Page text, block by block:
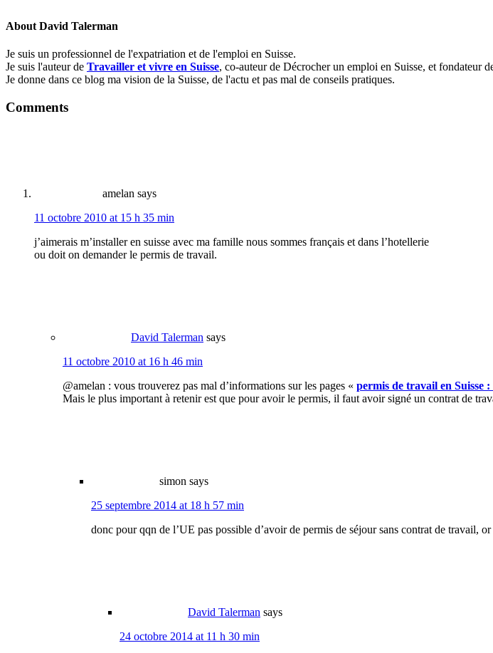
About David Talerman
Je suis un professionnel de l'expatriation et de l'emploi en Suisse.
Je suis l'auteur de Travailler et vivre en Suisse, co-auteur de Décrocher un emploi en Suisse, et fondateur
Je donne dans ce blog ma vision de la Suisse, de l'actu et pas mal de conseils pratiques.
Comments
amelan says
11 octobre 2010 at 15 h 35 min
j’aimerais m’installer en suisse avec ma famille nous sommes français et dans l’hotellerie
ou doit on demander le permis de travail.
David Talerman says
11 octobre 2010 at 16 h 46 min
@amelan : vous trouverez pas mal d’informations sur les pages « permis de travail en Suisse
Mais le plus important à retenir est que pour avoir le permis, il faut avoir signé un contrat de
simon says
25 septembre 2014 at 18 h 57 min
donc pour qqn de l’UE pas possible d’avoir de permis de séjour sans contrat de travail,
David Talerman says
24 octobre 2014 at 11 h 30 min